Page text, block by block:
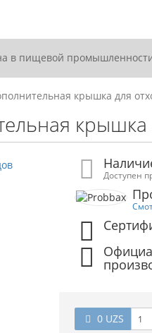
в пищевой
крышка для
крышка
Доступен
0 UZS